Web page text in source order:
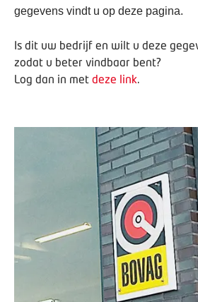
gegevens vindt u op deze pagina.
Is dit uw bedrijf en wilt u deze
zodat u beter vindbaar bent?
Log dan in met deze link.